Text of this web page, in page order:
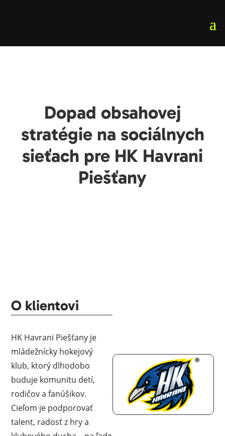
Dopad obsahovej
stratégie na sociálnych
sieťach pre HK Havrani
Piešťany
O klientovi
HK Havrani Piešťany je
mládežnícky hokejový
klub, ktorý dlhodobo
buduje komunitu detí,
rodičov a fanúšikov.
Cieľom je podporovať
talent, radosť z hry a